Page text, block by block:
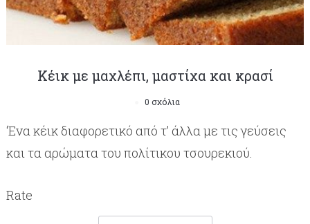
Κέικ με μαχλέπι, μαστίχα και κρασί
0 σχόλια
‘Ενα κέικ διαφορετικό από τ’ άλλα με τις γεύσεις
και τα αρώματα του πολίτικου τσουρεκιού.
Rate